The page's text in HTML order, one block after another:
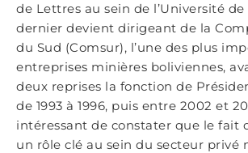
de Lettres au sein de l’Université de
dernier devient dirigeant de la
du Sud (Comsur), l’une des plus
entreprises minières boliviennes,
deux reprises la fonction de
de 1993 à 1996, puis entre 2002 et
intéressant de constater que le fait
un rôle clé au sein du secteur privé